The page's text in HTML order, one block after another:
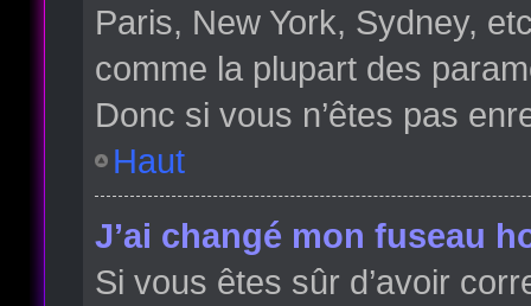
Paris, New York, Sydney,
comme la plupart des
Donc si vous n’êtes pas
Haut
J’ai changé mon fuseau
Si vous êtes sûr d’avoir